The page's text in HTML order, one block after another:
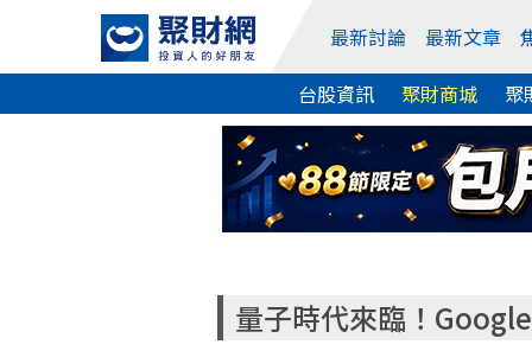
最新討論 最新文章
台股資訊
聚財商城 聚
量子時代來臨！